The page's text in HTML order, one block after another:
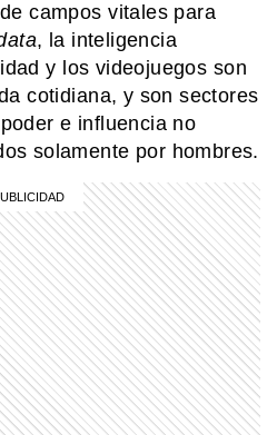
campos vitales para
, la inteligencia
y los videojuegos son
cotidiana, y son sectores
e influencia no
solamente por hombres.
EDUCATIVA
2.0: qué son las vacunas y
son importantes desde la
infancia
y dónde nació José de San
EDUCATIVA
2.0: la literatura infantil y
fomentarla en las casas y